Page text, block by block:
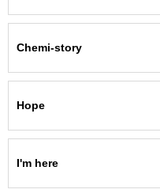
DAMの新
自宅でカ
Chemi-story
Hope
I'm here